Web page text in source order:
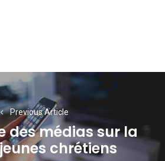
Previous Article
Previous
post:
des médias sur la
chrétiens